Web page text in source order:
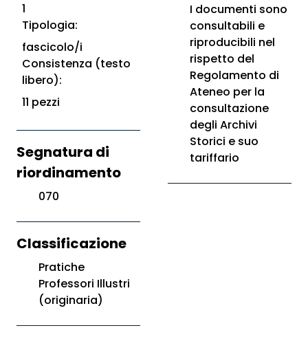
1
Tipologia:
fascicolo/i
Consistenza (testo
libero):
11 pezzi
Segnatura di
riordinamento
070
Classificazione
Pratiche
Professori Illustri
(originaria)
I documenti sono
consultabili e
riproducibili nel
rispetto del
Regolamento di
Ateneo per la
consultazione
degli Archivi
Storici e suo
tariffario